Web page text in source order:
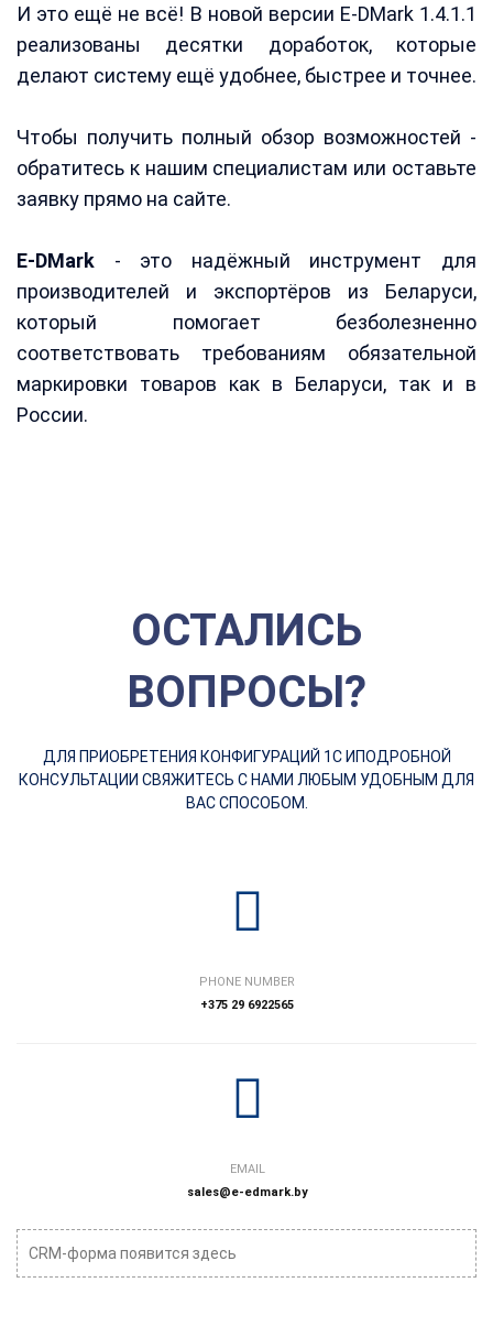
И это ещё не всё! В новой версии E-DMark 1.4.1.1
реализованы десятки доработок, которые
делают систему ещё удобнее, быстрее и точнее.
Чтобы получить полный обзор возможностей -
обратитесь к нашим специалистам или оставьте
заявку прямо на сайте.
E-DMark - это надёжный инструмент для
производителей и экспортёров из Беларуси,
который помогает безболезненно
соответствовать требованиям обязательной
маркировки товаров как в Беларуси, так и в
России.
ОСТАЛИСЬ
ВОПРОСЫ?
ДЛЯ ПРИОБРЕТЕНИЯ КОНФИГУРАЦИЙ 1С И ПОДРОБНОЙ
КОНСУЛЬТАЦИИ СВЯЖИТЕСЬ С НАМИ ЛЮБЫМ УДОБНЫМ ДЛЯ
ВАС СПОСОБОМ.
PHONE NUMBER
+375 29 6922565
EMAIL
sales@e-edmark.by
CRM-форма появится здесь